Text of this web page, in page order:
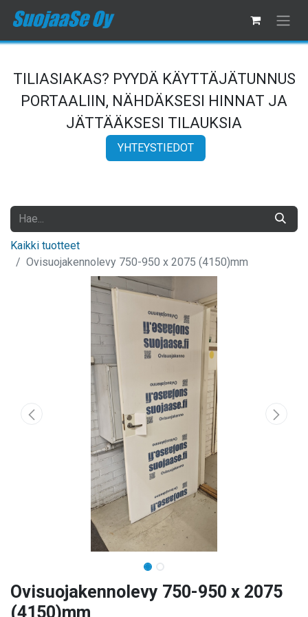
TILIASIAKAS? PYYDÄ KÄYTTÄJÄTUNNUS
PORTAALIIN, NÄHDÄKSESI HINNAT JA
JÄTTÄÄKSESI TILAUKSIA
YHTEYSTIEDOT
Kaikki tuotteet
Ovisuojakennolevy 750-950 x 2075 (4150)mm
Ovisuojakennolevy 750-950 x 2075
(4150)mm